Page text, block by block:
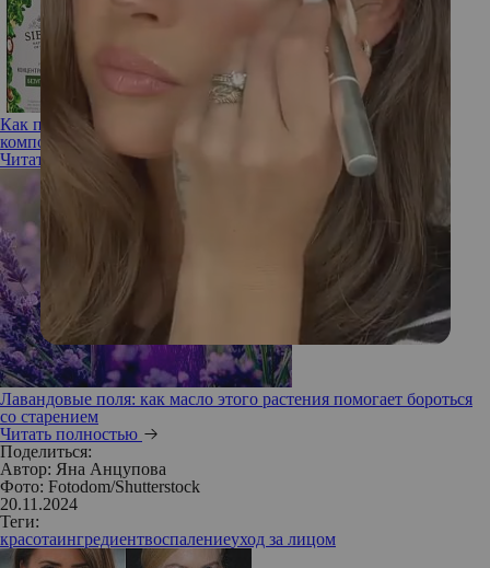
Как по маслу: три средства с ценными масляными
композициями, чтобы кожа сияла здоровьем
Читать полностью
Лавандовые поля: как масло этого растения помогает бороться
со старением
Читать полностью
Поделиться:
Автор: Яна Анцупова
Фото: Fotodom/Shutterstock
20.11.2024
Теги:
красотаингредиентвоспалениеуход за лицом